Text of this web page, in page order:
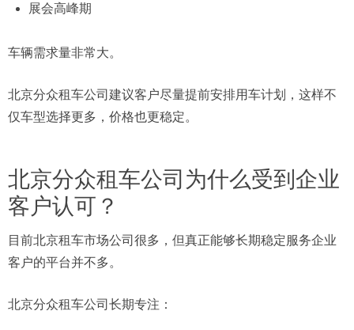
展会高峰期
车辆需求量非常大。
北京分众租车公司建议客户尽量提前安排用车计划，这样不
仅车型选择更多，价格也更稳定。
北京分众租车公司为什么受到企业
客户认可？
目前北京租车市场公司很多，但真正能够长期稳定服务企业
客户的平台并不多。
北京分众租车公司长期专注：